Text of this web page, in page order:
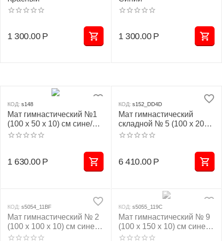
1 300.00 Р 1 300.00 Р
КОД: s148
Мат гимнастический №1
(100 х 50 х 10) см сине/
жёлтый
1 630.00 Р
КОД: s152_DD4D
Мат гимнастический
складной № 5 (100 х 200 х
10) см сине/жёлтый
6 410.00 Р
КОД: s5054_11BF
Мат гимнастический № 2
(100 х 100 х 10) см сине/
жёлтый
КОД: s5055_119C
Мат гимнастический № 9
(100 х 150 х 10) см сине/
жёлтый